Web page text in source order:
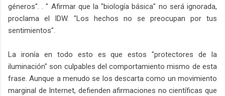
géneros". . " Afirmar que la "biología básica" no será ignorada,
proclama el IDW. "Los hechos no se preocupan por tus
sentimientos".
La ironía en todo esto es que estos "protectores de la
iluminación" son culpables del comportamiento mismo de esta
frase. Aunque a menudo se los descarta como un movimiento
marginal de Internet, defienden afirmaciones no científicas que